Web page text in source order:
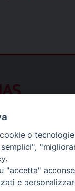
Iglesias (SU)
o
"accetta"
e